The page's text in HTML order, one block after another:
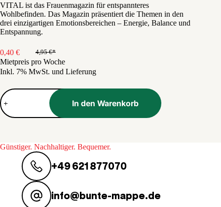
VITAL ist das Frauenmagazin für entspannteres
Wohlbefinden. Das Magazin präsentiert die Themen in den
drei einzigartigen Emotionsbereichen – Energie, Balance und
Entspannung.
4,95€
Ursprünglicher
Preis
war:
0,40 €
Aktueller
Preis
ist:
Mietpreis pro Woche
Inkl. 7% MwSt. und Lieferung
Vital
Menge
In den Warenkorb
Günstiger. Nachhaltiger. Bequemer.
+49 621 877070
info@bunte-mappe.de